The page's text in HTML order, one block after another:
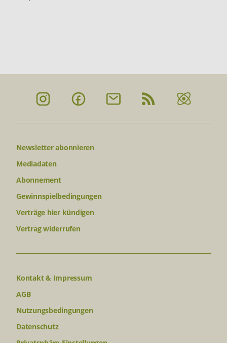
Newsletter abonnieren
Mediadaten
Abonnement
Gewinnspielbedingungen
Verträge hier kündigen
Vertrag widerrufen
Kontakt & Impressum
AGB
Nutzungsbedingungen
Datenschutz